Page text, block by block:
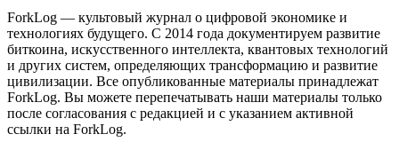
ForkLog — культовый журнал о цифровой экономике и
технологиях будущего. С 2014 года документируем развитие
биткоина, искусственного интеллекта, квантовых технологий
и других систем, определяющих трансформацию и развитие
цивилизации. Все опубликованные материалы принадлежат
ForkLog. Вы можете перепечатывать наши материалы только
после согласования с редакцией и с указанием активной
ссылки на ForkLog.